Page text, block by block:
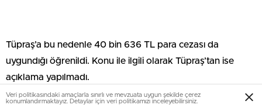
Tüpraş’a bu nedenle 40 bin 636 TL para cezası da
uygundığı öğrenildi. Konu ile ilgili olarak Tüpraş’tan ise
açıklama yapılmadı.
Veri politikasındaki amaçlarla sınırlı ve mevzuata uygun şekilde çerez
konumlandırmaktayız. Detaylar için veri politikamızı inceleyebilirsiniz.